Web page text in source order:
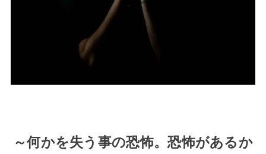
～何かを失う事の恐怖。恐怖があるか